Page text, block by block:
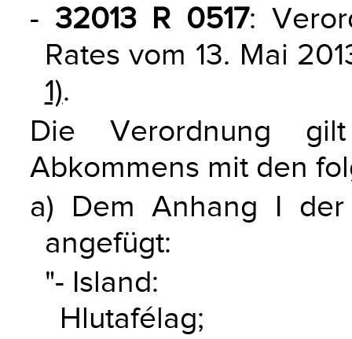
- 32013 R 0517:
Rates vom 13. Mai
1).
Die Verordnung
Abkommens mit den
a) Dem Anhang I
angefügt:
"- Island:
Hlutafélag;